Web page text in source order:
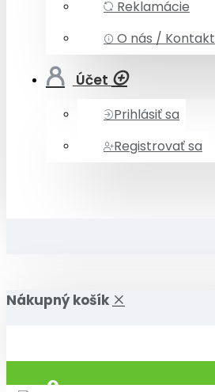
Reklamácie
O nás / Kontakt
Účet
Prihlásiť sa
Registrovať sa
Nákupný košík